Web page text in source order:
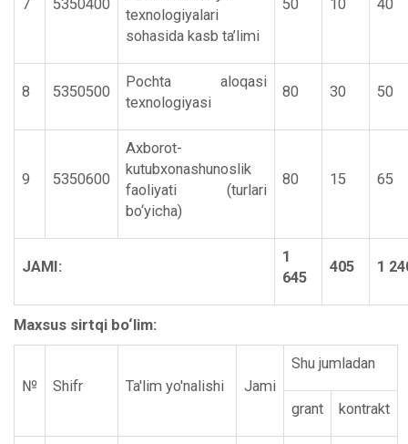
7 5350400
texnologiyalari
sohasida kasb ta’limi
50 10 40
8 5350500
Pochta aloqasi
texnologiyasi
80 30 50
9 5350600
Axborot-
kutubxonashunoslik
faoliyati (turlari
bo‘yicha)
80 15 65
JAMI:
1
645
405 1
Maxsus sirtqi bo‘lim:
№ Shifr Ta'lim yo'nalishi Jami
Shu jumladan
grant kontrakt